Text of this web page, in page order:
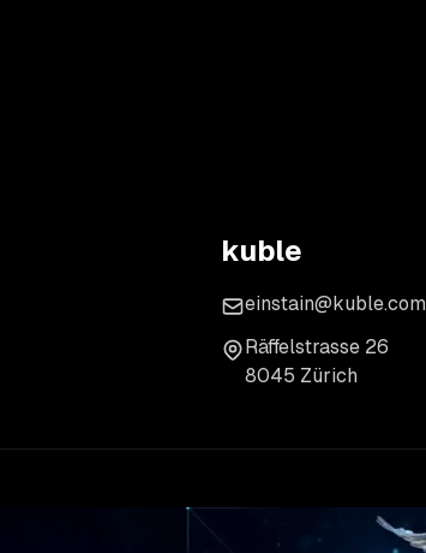
kuble
einstain@kuble.com
Räffelstrasse 26
8045 Zürich